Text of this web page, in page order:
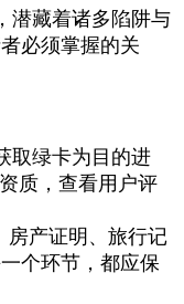
潜藏着诸多陷阱与
必须掌握的关
取绿卡为目的进
质，查看用户评
房产证明、旅行记
个环节，都应保